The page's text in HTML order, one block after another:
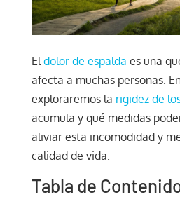
El dolor de espalda es una
afecta a muchas personas.
exploraremos la rigidez de
acumula y qué medidas
aliviar esta incomodidad y
calidad de vida.
Tabla de